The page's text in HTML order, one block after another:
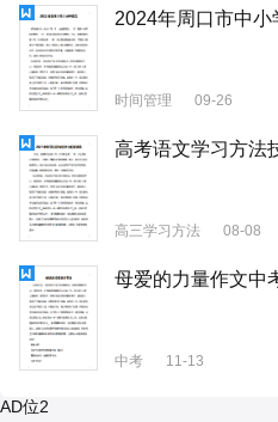
2024年周口市中小
时间管理 09-26
高考语文学习方法
高三学习方法 08-08
母爱的力量作文中
中考 11-13
AD位2